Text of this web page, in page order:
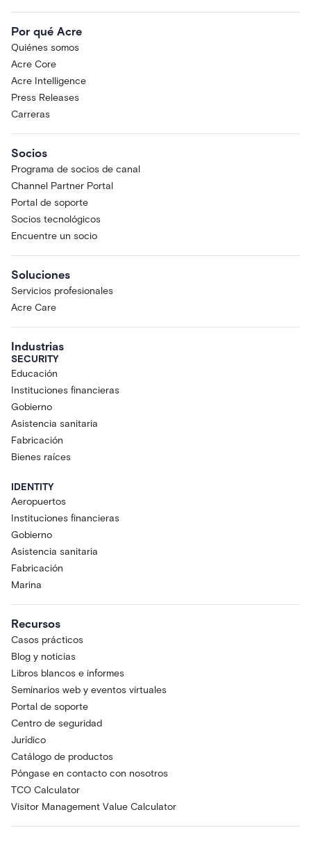
Por qué Acre
Quiénes somos
Acre Core
Acre Intelligence
Press Releases
Carreras
Socios
Programa de socios de canal
Channel Partner Portal
Portal de soporte
Socios tecnológicos
Encuentre un socio
Soluciones
Servicios profesionales
Acre Care
Industrias
SECURITY
Educación
Instituciones financieras
Gobierno
Asistencia sanitaria
Fabricación
Bienes raíces
IDENTITY
Aeropuertos
Instituciones financieras
Gobierno
Asistencia sanitaria
Fabricación
Marina
Recursos
Casos prácticos
Blog y noticias
Libros blancos e informes
Seminarios web y eventos virtuales
Portal de soporte
Centro de seguridad
Jurídico
Catálogo de productos
Póngase en contacto con nosotros
TCO Calculator
Visitor Management Value Calculator